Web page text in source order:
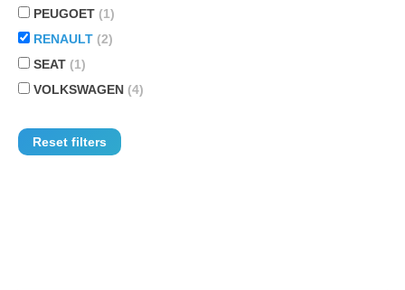
PEUGOET (1)
RENAULT (2)
SEAT (1)
VOLKSWAGEN (4)
Reset filters